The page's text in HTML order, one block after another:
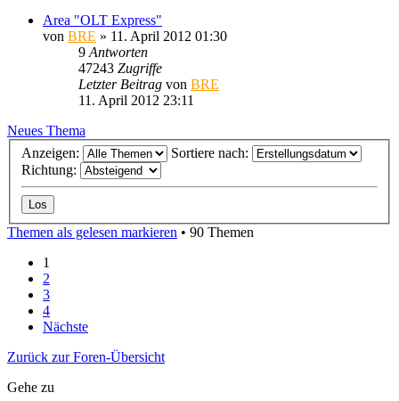
Area "OLT Express"
von BRE » 11. April 2012 01:30
9 Antworten
47243 Zugriffe
Letzter Beitrag von BRE
11. April 2012 23:11
Neues Thema
Anzeigen:
Sortiere nach:
Richtung:
Themen als gelesen markieren • 90 Themen
1
2
3
4
Nächste
Zurück zur Foren-Übersicht
Gehe zu